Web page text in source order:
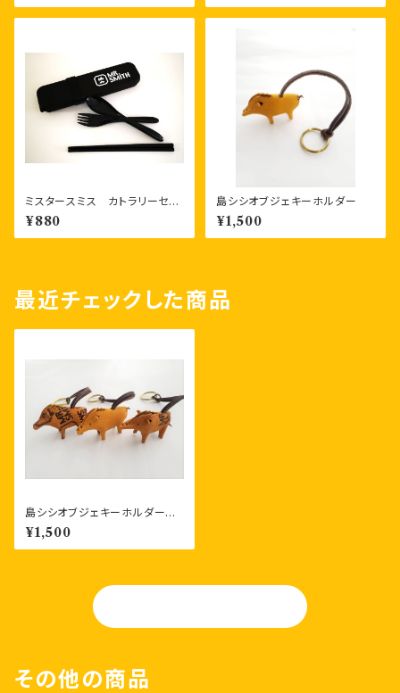
ミスタースミス カトラリーセッ
ト（フォーク、スプーン、お箸）
エコなバンブー素材製品
¥880
島シシオブジェキーホルダー
¥1,500
最近チェックした商品
島シシオブジェキーホルダー
スミスver（リング付き）
¥1,500
その他の商品